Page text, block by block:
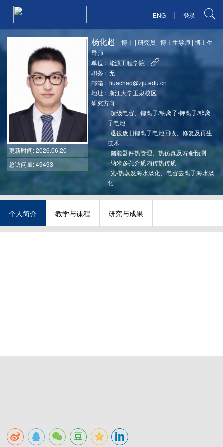
ENG | 登录
更新时间: 2026.06.20
总访问量: 49493
杨化超 博士 |研究员 | 博士生导师 |博士生
导师
单位 : 能源工程学院
职务 : 无
邮箱 : huachao@zju.edu.cn
地址 : 浙江大学玉泉校区
研究方向 :
· 超级电容、锂离子/钠离子/钾离子/锌离
子电池
·退役废旧锂离子电池回收、修复及再生
技术
·储能器件热管理、热仿真及寿命预测
·纳米多孔介质内传热传质
·光-热蒸发海水淡化、电容去离子海水淡
化
个人简介 教学与课程 研究与成果